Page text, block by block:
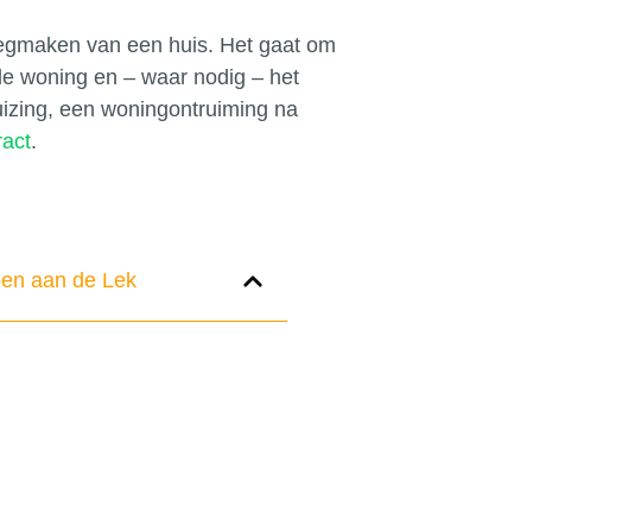
van een huis. Het gaat om
woning en – waar nodig – het
een woningontruiming na
.
aan de Lek